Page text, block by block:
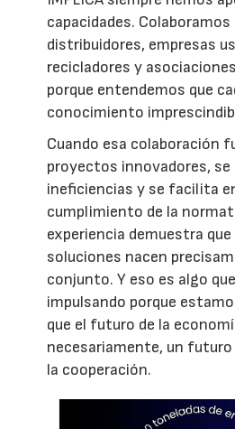
capacidades.
distribuidores, empresas
recicladores y
porque entendemos que
conocimiento
Cuando esa colaboración
proyectos innovadores, se
ineficiencias y se facilita
cumplimiento de la
experiencia demuestra
soluciones nacen
conjunto. Y eso es algo
impulsando porque
que el futuro de la
necesariamente, un
la cooperación.